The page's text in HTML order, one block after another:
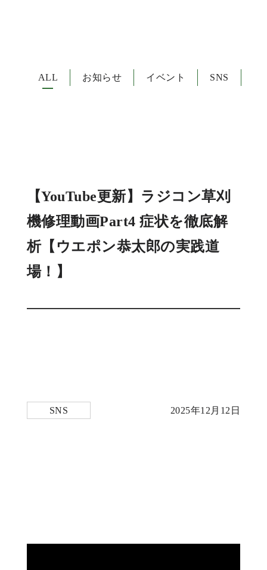
ALL お知らせ イベント SNS
【YouTube更新】ラジコン草刈
機修理動画Part4 症状を徹底解
析【ウエポン恭太郎の実践道
場！】
SNS 2025年12月12日